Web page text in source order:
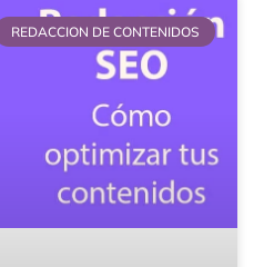
REDACCION DE CONTENIDOS